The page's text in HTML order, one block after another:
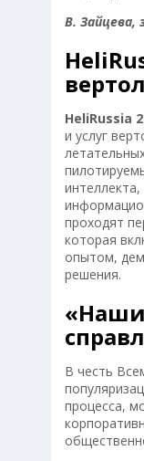
В. Зайцева,
HeliRussia
и услуг
проходят
которая
опытом,
решения.
«Наши
В честь
процесса,